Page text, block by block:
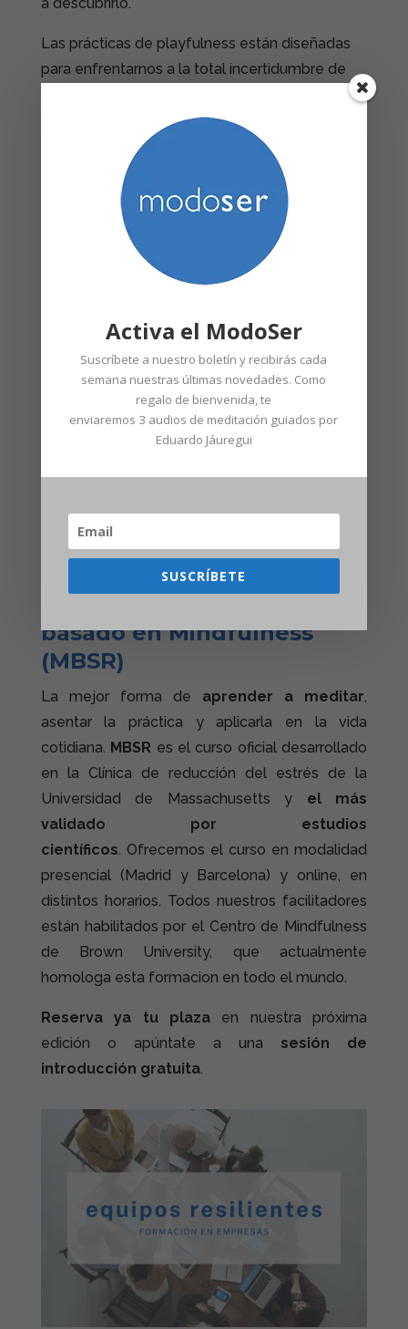
Las prácticas de playfulness están diseñadas
para enfrentarnos a la total incertidumbre de
redescubrir las infinitas capacidades creativas
que albergamos. Nos divertiremos como
enanos pero aprenderemos lecciones muy,
muy serias que nos harán sentirnos realmente
grandes. ¡O al menos eso intentaremos!
Estos talleres son presenciales en Madrid.
basado en Mindfulness
(MBSR)
La mejor forma de aprender a meditar
asentar la práctica y aplicarla en la vida
cotidiana. MBSR es el curso oficial desarrollado
en la Clínica de reducción del estrés de la
Universidad de Massachusetts y el más
validado por estudios
científicos . Ofrecemos el curso en modalidad
presencial (Madrid y Barcelona) y online, en
distintos horarios. Todos nuestros facilitadores
están habilitados por el Centro de Mindfulness
de Brown University, que actualmente
homologa esta formacion en todo el mundo.
Reserva ya tu plaza en nuestra próxima
edición o apúntate a una sesión de
introducción gratuita.
Activa el ModoSer
Suscríbete a nuestro boletín y recibirás cada
semana nuestras últimas novedades. Como
regalo de bienvenida, te
enviaremos 3 audios de meditación guiados por
Eduardo Jáuregui
SUSCRÍBETE